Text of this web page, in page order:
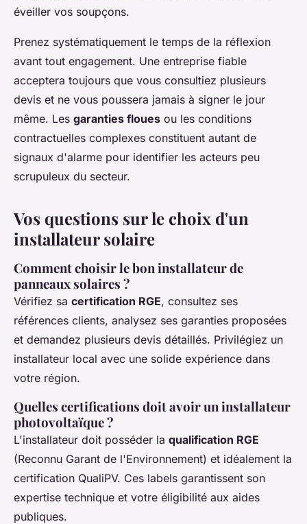
éveiller vos soupçons.
Prenez systématiquement le temps de la réflexion
avant tout engagement. Une entreprise fiable
acceptera toujours que vous consultiez plusieurs
devis et ne vous poussera jamais à signer le jour
même. Les garanties floues ou les conditions
contractuelles complexes constituent autant de
signaux d'alarme pour identifier les acteurs peu
scrupuleux du secteur.
Vos questions sur le choix d'un
installateur solaire
Comment choisir le bon installateur de
panneaux solaires ?
Vérifiez sa certification RGE, consultez ses
références clients, analysez ses garanties proposées
et demandez plusieurs devis détaillés. Privilégiez un
installateur local avec une solide expérience dans
votre région.
Quelles certifications doit avoir un installateur
photovoltaïque ?
L'installateur doit posséder la qualification RGE
(Reconnu Garant de l'Environnement) et idéalement la
certification QualiPV. Ces labels garantissent son
expertise technique et votre éligibilité aux aides
publiques.